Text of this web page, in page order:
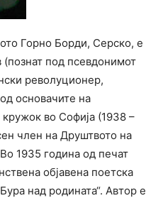
Горно Борди, Серско, е
под псевдонимот
револуционер,
основачите на
во Софија (1938 –
член на Друштвото на
1935 година од печат
објавена поетска
над родината“. Автор е